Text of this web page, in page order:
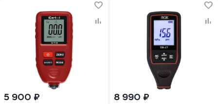
5 900 ₽ 8 990 ₽